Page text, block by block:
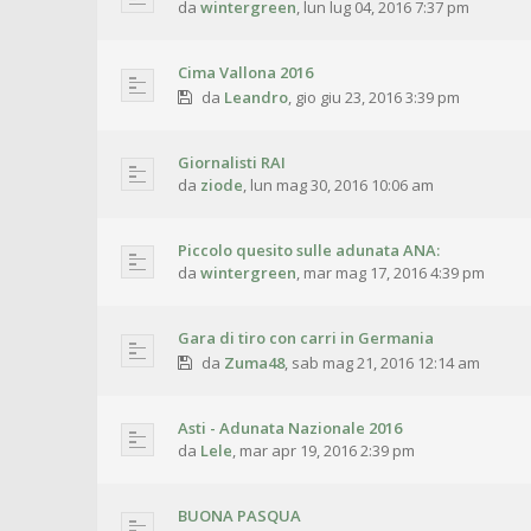
da wintergreen, lun lug 04, 2016 7:37 pm
Cima Vallona 2016
da Leandro, gio giu 23, 2016 3:39 pm
Giornalisti RAI
da ziode, lun mag 30, 2016 10:06 am
Piccolo quesito sulle adunata ANA:
da wintergreen, mar mag 17, 2016 4:39 pm
Gara di tiro con carri in Germania
da Zuma48, sab mag 21, 2016 12:14 am
Asti - Adunata Nazionale 2016
da Lele, mar apr 19, 2016 2:39 pm
BUONA PASQUA